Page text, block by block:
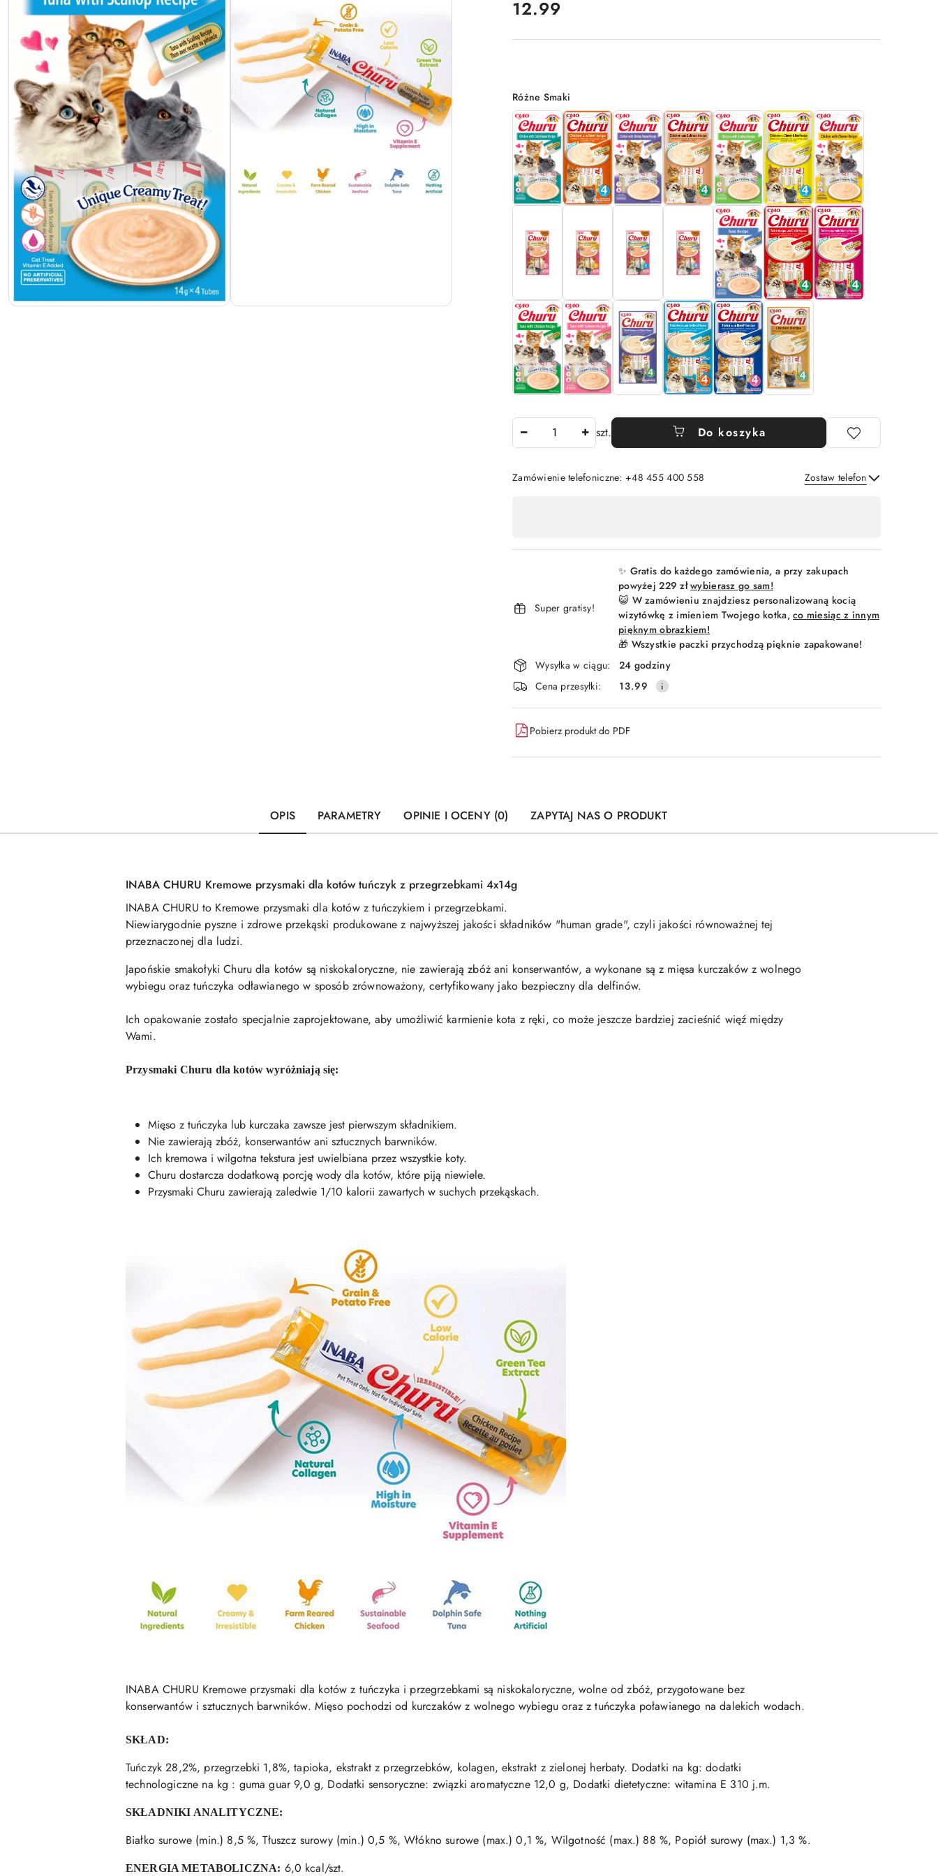
cena:
12.99
Wariant
Różne Smaki
szt. Do koszyka
Zamówienie telefoniczne: +48 455 400 558 Zostaw telefon
płatność
dostawa
Super gratisy!
✨ Gratis do każdego zamówienia, a przy zakupach
powyżej 229 złwybierasz go sam!
😺 W zamówieniu znajdziesz personalizowaną kocią
wizytówkę z imieniem Twojego kotka,co miesiąc z innym
pięknym obrazkiem!
🎁 Wszystkie paczki przychodzą pięknie zapakowane!
Wysyłka w ciągu:
24 godziny
Cena przesyłki:
13.99
Pobierz produkt do PDF
OPIS PARAMETRY OPINIE I OCENY (0) ZAPYTAJ NAS O PRODUKT
INABA CHURU Kremowe przysmaki dla kotów tuńczyk z przegrzebkami 4x14g
INABA CHURU to Kremowe przysmaki dla kotów z tuńczykiem i przegrzebkami.
Niewiarygodnie pyszne i zdrowe przekąski produkowane z najwyższej jakości składników "human grade", czyli jakości równoważnej tej
przeznaczonej dla ludzi.
Japońskie smakołyki Churu dla kotów są niskokaloryczne, nie zawierają zbóż ani konserwantów, a wykonane są z mięsa kurczaków z wolnego
wybiegu oraz tuńczyka odławianego w sposób zrównoważony, certyfikowany jako bezpieczny dla delfinów.
Ich opakowanie zostało specjalnie zaprojektowane, aby umożliwić karmienie kota z ręki, co może jeszcze bardziej zacieśnić więź między
Wami.
Przysmaki Churu dla kotów wyróżniają się:
Mięso z tuńczyka lub kurczaka zawsze jest pierwszym składnikiem.
Nie zawierają zbóż, konserwantów ani sztucznych barwników.
Ich kremowa i wilgotna tekstura jest uwielbiana przez wszystkie koty.
Churu dostarcza dodatkową porcję wody dla kotów, które piją niewiele.
Przysmaki Churu zawierają zaledwie 1/10 kalorii zawartych w suchych przekąskach.
INABA CHURU Kremowe przysmaki dla kotów z tuńczyka i przegrzebkami są niskokaloryczne, wolne od zbóż, przygotowane bez
konserwantów i sztucznych barwników. Mięso pochodzi od kurczaków z wolnego wybiegu oraz z tuńczyka poławianego na dalekich wodach.
SKŁAD:
Tuńczyk 28,2%, przegrzebki 1,8%, tapioka, ekstrakt z przegrzebków, kolagen, ekstrakt z zielonej herbaty. Dodatki na kg: dodatki
technologiczne na kg : guma guar 9,0 g, Dodatki sensoryczne: związki aromatyczne 12,0 g, Dodatki dietetyczne: witamina E 310 j.m.
SKŁADNIKI ANALITYCZNE:
Białko surowe (min.) 8,5 %, Tłuszcz surowy (min.) 0,5 %, Włókno surowe (max.) 0,1 %, Wilgotność (max.) 88 %, Popiół surowy (max.) 1,3 %.
ENERGIA METABOLICZNA: 6,0 kcal/szt.